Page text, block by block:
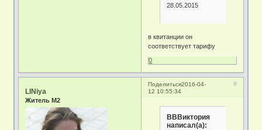
28.05.2015
в квитанции он
соответствует тарифу
0
Поделиться 9
2016-04-
12 10:55:34
LINiya
Житель М2
ВВВиктория
написал(а):